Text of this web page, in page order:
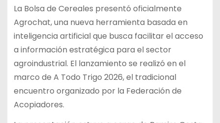
La Bolsa de Cereales presentó oficialmente
Agrochat, una nueva herramienta basada en
inteligencia artificial que busca facilitar el acceso
a información estratégica para el sector
agroindustrial. El lanzamiento se realizó en el
marco de A Todo Trigo 2026, el tradicional
encuentro organizado por la Federación de
Acopiadores.